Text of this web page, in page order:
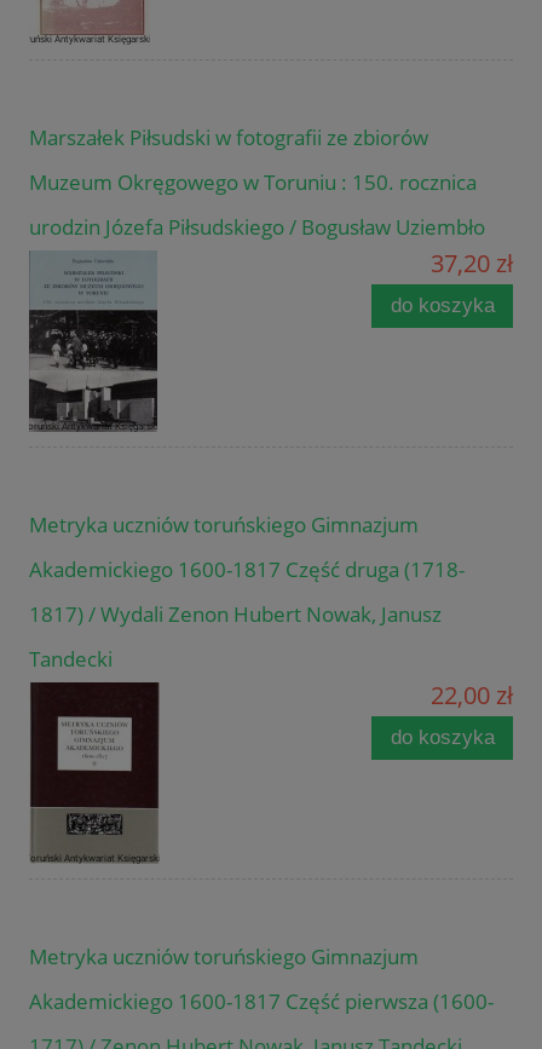
Marszałek Piłsudski w fotografii ze zbiorów
Muzeum Okręgowego w Toruniu : 150. rocznica
urodzin Józefa Piłsudskiego / Bogusław Uziembło
37,20 zł
do koszyka
Metryka uczniów toruńskiego Gimnazjum
Akademickiego 1600-1817 Część druga (1718-
1817) / Wydali Zenon Hubert Nowak, Janusz
Tandecki
22,00 zł
do koszyka
Metryka uczniów toruńskiego Gimnazjum
Akademickiego 1600-1817 Część pierwsza (1600-